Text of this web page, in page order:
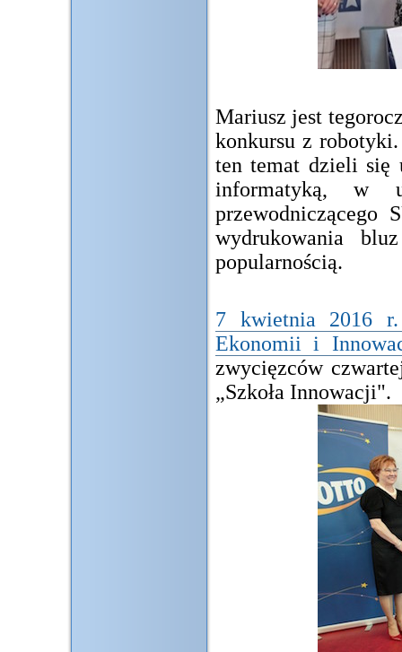
Mariusz jest
konkursu z
ten temat dzieli się
informatyką, w
przewodniczącego
wydrukowania
popularnością.
7 kwietnia 2016
Ekonomii i
zwycięzców
„Szkoła Innowacji".